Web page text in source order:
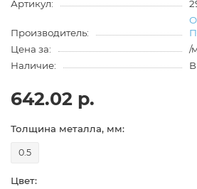
Артикул:
Производитель:
Цена за:
/
Наличие:
642.02 р.
Толщина металла, мм:
0.5
Цвет: